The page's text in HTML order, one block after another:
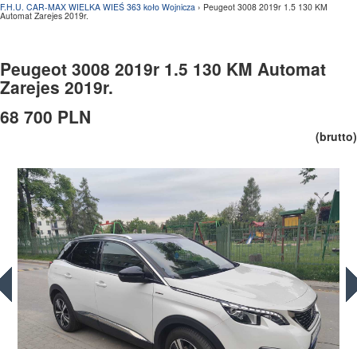
F.H.U. CAR-MAX WIELKA WIEŚ 363 koło Wojnicza › Peugeot 3008 2019r 1.5 130 KM
Automat Zarejes 2019r.
Peugeot 3008 2019r 1.5 130 KM Automat
Zarejes 2019r.
68 700 PLN
(brutto)